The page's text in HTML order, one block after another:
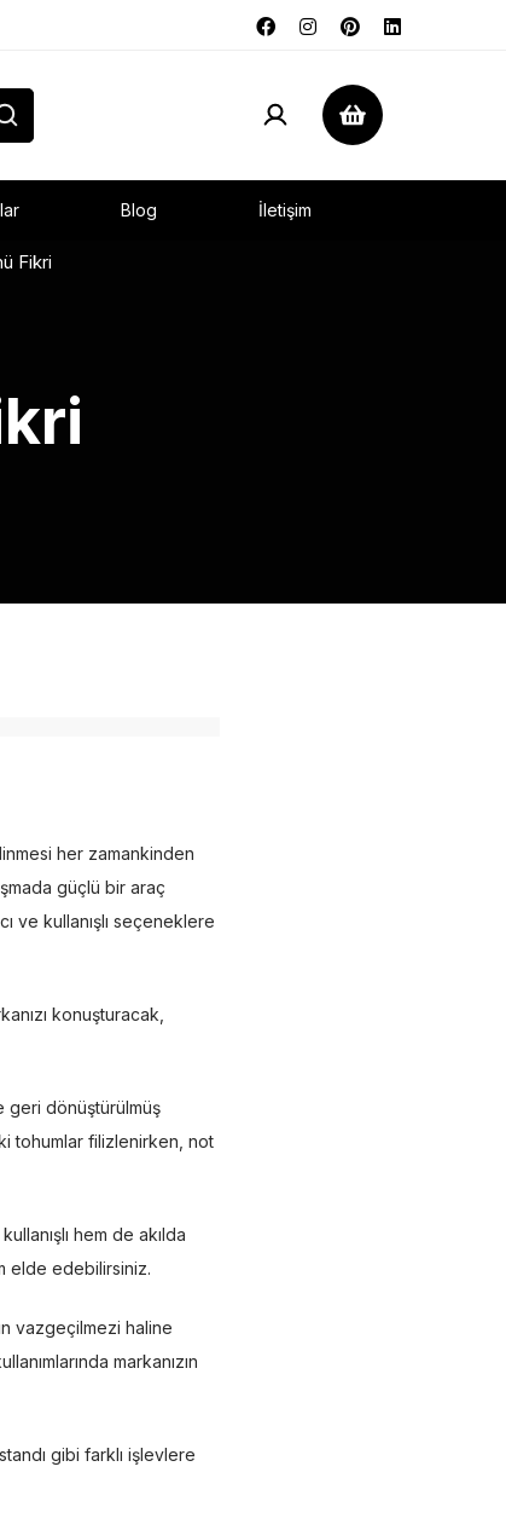
Blog İletişim
Fikri
her zamankinden
güçlü bir araç
ve kullanışlı seçeneklere
konuşturacak,
geri dönüştürülmüş
tohumlar filizlenirken, not
hem de akılda
elde edebilirsiniz.
vazgeçilmezi haline
markanızın
gibi farklı işlevlere